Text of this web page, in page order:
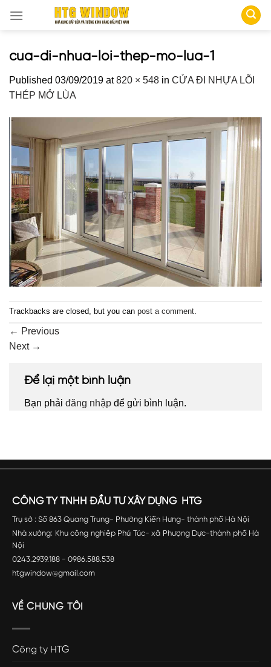
cua-di-nhua-loi-thep-mo-lua-1
Published 03/09/2019 at820 × 548 in CỬA ĐI NHỰA LÕI
THÉP MỞ LÙA
Trackbacks are closed, but you can post a comment
← Previous
Next →
Để lại một bình luận
Bạn phải đăng nhập để gửi bình luận.
CÔNG TY TNHH ĐẦU TƯ XÂY DỰNG HTG
Trụ sở : Số 863 Quang Trung- Phường Kiến Hưng- thành phố Hà Nội
Nhà xưởng: Khu công nghiêp Phú Túc- xã Phượng Dực-thành phố Hà
Nội
0243.2939.188 - 0986.588.538
htgwindow@gmail.com
VỀ CHÚNG TÔI
Công ty HTG